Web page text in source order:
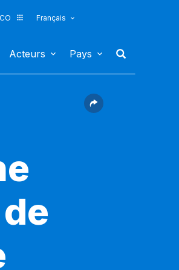
Français
Acteurs Pays